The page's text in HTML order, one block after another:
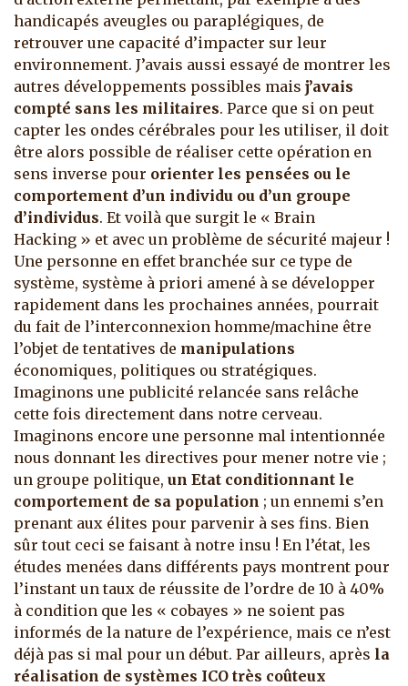
handicapés aveugles ou paraplégiques, de
retrouver une capacité d’impacter sur leur
environnement. J’avais aussi essayé de montrer les
autres développements possibles mais j’avais
compté sans les militaires. Parce que si on peut
capter les ondes cérébrales pour les utiliser, il doit
être alors possible de réaliser cette opération en
sens inverse pour orienter les pensées ou le
comportement d’un individu ou d’un groupe
d’individus. Et voilà que surgit le « Brain
Hacking » et avec un problème de sécurité majeur !
Une personne en effet branchée sur ce type de
système, système à priori amené à se développer
rapidement dans les prochaines années, pourrait
du fait de l’interconnexion homme/machine être
l’objet de tentatives de manipulations
économiques, politiques ou stratégiques.
Imaginons une publicité relancée sans relâche
cette fois directement dans notre cerveau.
Imaginons encore une personne mal intentionnée
nous donnant les directives pour mener notre vie ;
un groupe politique, un Etat conditionnant le
comportement de sa population ; un ennemi s’en
prenant aux élites pour parvenir à ses fins. Bien
sûr tout ceci se faisant à notre insu ! En l’état, les
études menées dans différents pays montrent pour
l’instant un taux de réussite de l’ordre de 10 à 40%
à condition que les « cobayes » ne soient pas
informés de la nature de l’expérience, mais ce n’est
déjà pas si mal pour un début. Par ailleurs, après la
réalisation de systèmes ICO très coûteux